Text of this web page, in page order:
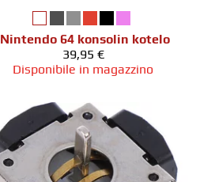
Nintendo 64 konsolin kotelo
39,95 €
Disponibile in magazzino